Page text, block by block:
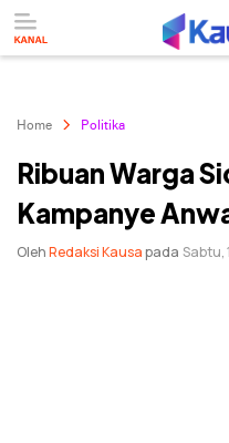
Home Politika
Ribuan Warga
Kampanye
OlehRedaksi Kausapada Sabtu,